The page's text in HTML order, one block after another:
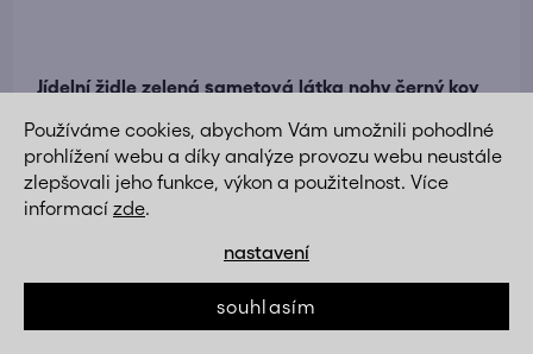
Používáme cookies, abychom Vám umožnili pohodlné
prohlížení webu a díky analýze provozu webu neustále
zlepšovali jeho funkce, výkon a použitelnost. Více
informací zde.
nastavení
souhlasím
Jídelní židle zelená sametová látka nohy černý kov
790 Kč
890 Kč
DETAIL